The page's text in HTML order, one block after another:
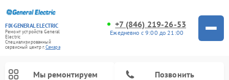
FIX-GENERAL ELECTRIC
Ремонт устройств General
Electric
Специализированный
cервисный центр г.Самара
+7 (846) 219-26-53
Ежедневно с 9:00 до 21:00
Мы ремонтируем Позвонить